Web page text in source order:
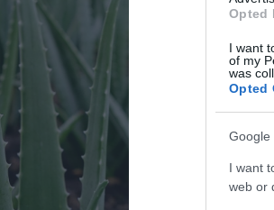
Opted
I want
of my
was
Opted
Google
I want
web or